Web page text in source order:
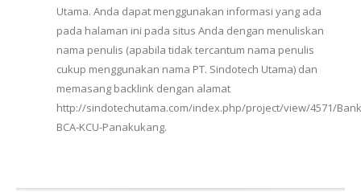
Utama. Anda dapat menggunakan informasi yang ada
pada halaman ini pada situs Anda dengan menuliskan
nama penulis (apabila tidak tercantum nama penulis
cukup menggunakan nama PT. Sindotech Utama) dan
memasang backlink dengan alamat
http://sindotechutama.com/index.php/project/view/4571/
BCA-KCU-Panakukang.